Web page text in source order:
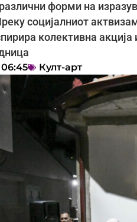
форми на
социјалниот
колективна
06:45 Култ-арт